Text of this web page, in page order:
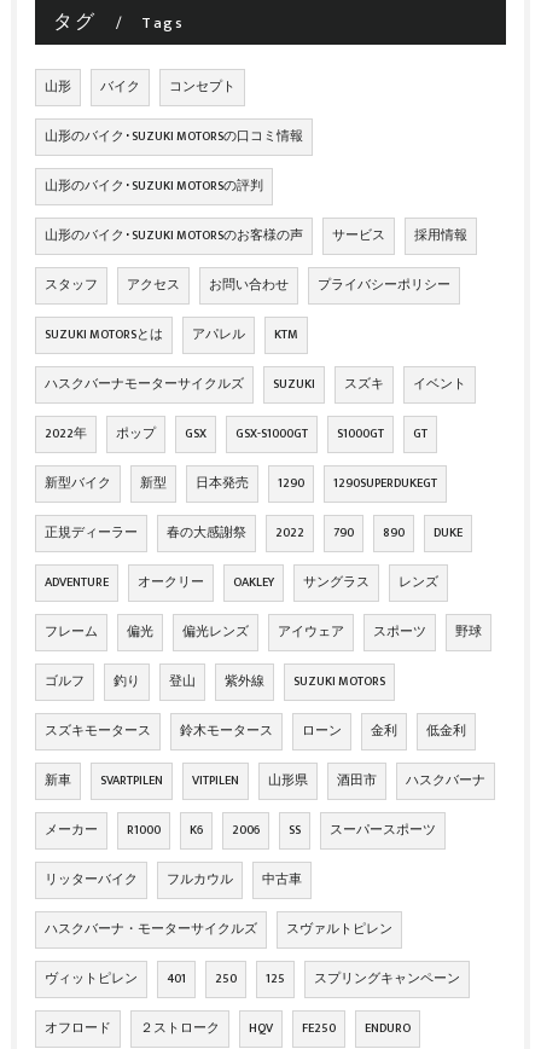
タグ Tags
山形 バイク コンセプト
山形のバイク･SUZUKI MOTORSの口コミ情報
山形のバイク･SUZUKI MOTORSの評判
山形のバイク･SUZUKI MOTORSのお客様の声 サービス 採用情報
スタッフ アクセス お問い合わせ プライバシーポリシー
SUZUKI MOTORSとは アパレル KTM
ハスクバーナモーターサイクルズ SUZUKI スズキ イベント
2022年 ポップ GSX GSX-S1000GT S1000GT GT
新型バイク 新型 日本発売 1290 1290SUPERDUKEGT
正規ディーラー 春の大感謝祭 2022 790 890 DUKE
ADVENTURE オークリー OAKLEY サングラス レンズ
フレーム 偏光 偏光レンズ アイウェア スポーツ 野球
ゴルフ 釣り 登山 紫外線 SUZUKI MOTORS
スズキモータース 鈴木モータース ローン 金利 低金利
新車 SVARTPILEN VITPILEN 山形県 酒田市 ハスクバーナ
メーカー R1000 K6 2006 SS スーパースポーツ
リッターバイク フルカウル 中古車
ハスクバーナ・モーターサイクルズ スヴァルトピレン
ヴィットピレン 401 250 125 スプリングキャンペーン
オフロード ２ストローク HQV FE250 ENDURO